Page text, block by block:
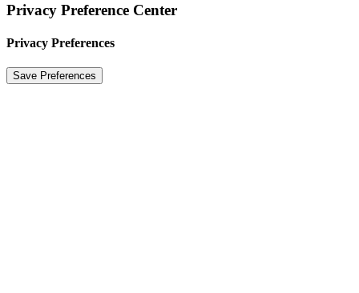
Privacy Preference Center
Privacy Preferences